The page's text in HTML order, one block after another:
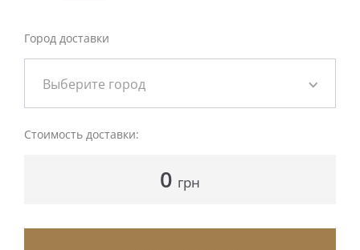
Город доставки
Выберите город
Стоимость доставки:
0 грн